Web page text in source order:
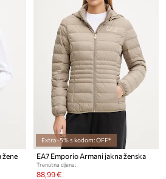
žene
Extra -5% s kodom: OFF*
EA7 Emporio Armani jakna ženska
Trenutna cijena:
88,99 €